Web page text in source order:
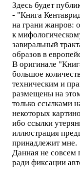
Здесь будет
- "Книга
на грани жанров:
к
завиральный
образов в
В оригинале
большое
техническим и
размещены на
только ссылками
некоторых
ибо ссылки
иллюстрация
принадлежит мне.
Данная не совсем
ради фиксации